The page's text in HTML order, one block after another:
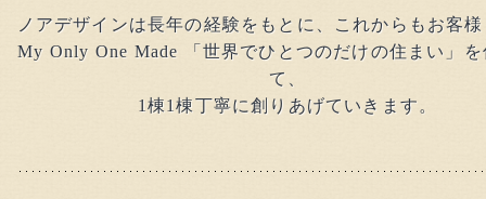
ノアデザインは長年の経験をもとに、これからもお客
My Only One Made 「世界でひとつのだけの住まい」
て、
1棟1棟丁寧に創りあげていきます。